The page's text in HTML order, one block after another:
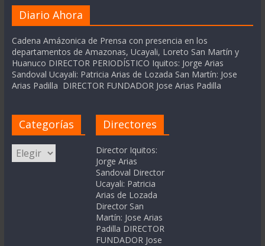
Diario Ahora
Cadena Amázonica de Prensa con presencia en los
departamentos de Amazonas, Ucayali, Loreto San Martín y
Huanuco DIRECTOR PERIODÍSTICO Iquitos: Jorge Arias
Sandoval Ucayali: Patricia Arias de Lozada San Martín: Jose
Arias Padilla DIRECTOR FUNDADOR Jose Arias Padilla
Categorías
Categorías
Directores
Director Iquitos:
Jorge Arias
Sandoval Director
Ucayali: Patricia
Arias de Lozada
Director San
Martín: Jose Arias
Padilla DIRECTOR
FUNDADOR Jose